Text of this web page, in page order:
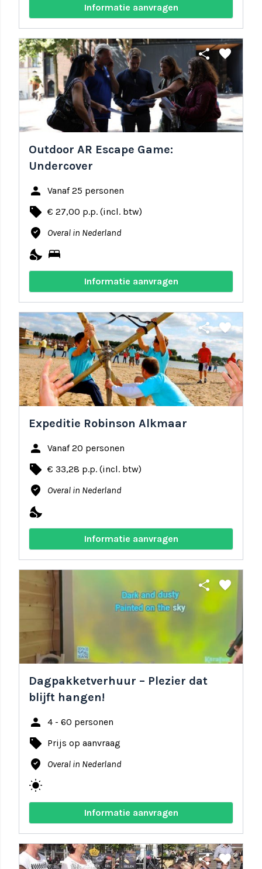
Informatie aanvragen
share favorite
Outdoor AR Escape Game:
Undercover
person Vanaf 25 personen
local_offer € 27,00 p.p. (incl. btw)
where_to_vote Overal in Nederland
nights_stay bed
Informatie aanvragen
share favorite
Expeditie Robinson Alkmaar
person Vanaf 20 personen
local_offer € 33,28 p.p. (incl. btw)
where_to_vote Overal in Nederland
nights_stay
Informatie aanvragen
share favorite
Dagpakketverhuur – Plezier dat
blijft hangen!
person 4 - 60 personen
local_offer Prijs op aanvraag
where_to_vote Overal in Nederland
wb_sunny
Informatie aanvragen
share favorite